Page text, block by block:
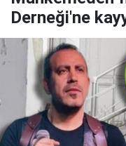
Derneği'ne